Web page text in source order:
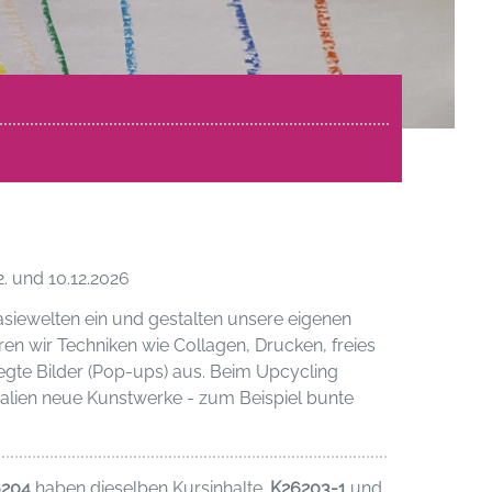
und 10.12.2026
ein und gestalten unsere eigenen
wir Techniken wie Collagen, Drucken, freies
Bilder (Pop-ups) aus. Beim Upcycling
neue Kunstwerke - zum Beispiel bunte